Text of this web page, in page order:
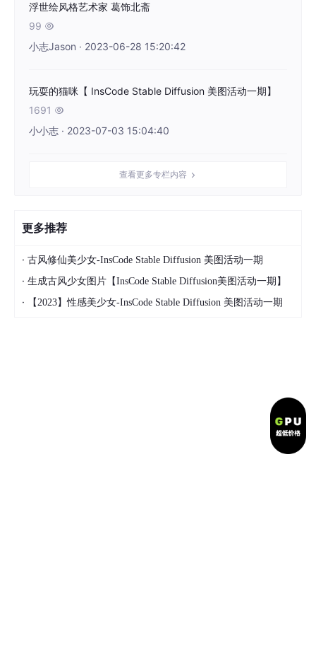
浮世绘风格艺术家 葛饰北斋
99 
小志Jason · 2023-06-28 15:20:42
玩耍的猫咪【 InsCode Stable Diffusion 美图活动一期】
1691 
小小志 · 2023-07-03 15:04:40
查看更多专栏内容
更多推荐
· 古风修仙美少女-InsCode Stable Diffusion 美图活动一期
· 生成古风少女图片【InsCode Stable Diffusion美图活动一期】
· 【2023】性感美少女-InsCode Stable Diffusion 美图活动一期